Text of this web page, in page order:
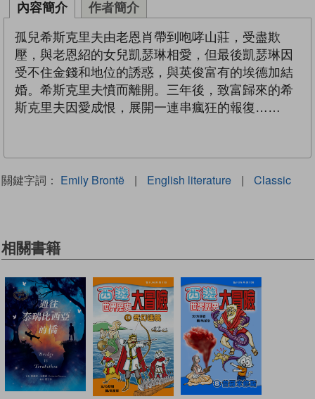
內容簡介 作者簡介
孤兒希斯克里夫由老恩肖帶到咆哮山莊，受盡欺
壓，與老恩紹的女兒凱瑟琳相愛，但最後凱瑟琳因
受不住金錢和地位的誘惑，與英俊富有的埃德加結
婚。希斯克里夫憤而離開。三年後，致富歸來的希
斯克里夫因愛成恨，展開一連串瘋狂的報復……
關鍵字詞： Emily Brontë | English literature | Classic
相關書籍